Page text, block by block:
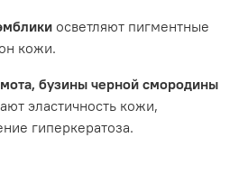
осветляют пигментные
кожи.
бузины черной смородины
эластичность кожи,
гиперкератоза.